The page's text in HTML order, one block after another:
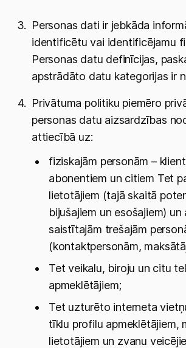
Personas dati ir jebkāda
identificētu vai identificējamu
Personas datu definīcijas,
apstrādāto datu kategorijas ir
Privātuma politiku piemēro
personas datu aizsardzības
attiecībā uz:
fiziskajām personām –
abonentiem un citiem Tet
lietotājiem (tajā skaitā
bijušajiem un esošajiem) un
saistītajām trešajām
(kontaktpersonām,
Tet veikalu, biroju un citu
apmeklētājiem;
Tet uzturēto interneta
tīklu profilu apmeklētājiem,
lietotājiem un zvanu